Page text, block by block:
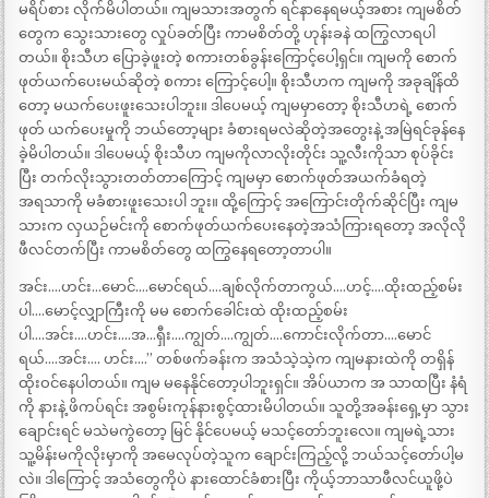
မရိပ်စား လိုက်မိပါတယ်။ ကျမသားအတွက် ရင်နာနေရမယ့်အစား ကျမစိတ်
တွေက သွေးသားတွေ လှုပ်ခတ်ပြီး ကာမစိတ်တို့ ဟုန်းခနဲ ထကြွလာရပါ
တယ်။ စိုးသီဟ ပြောခဲ့ဖူးတဲ့ စကားတစ်ခွန်းကြောင့်ပေါ့ရှင်။ ကျမကို စောက်
ဖုတ်ယက်ပေးမယ်ဆိုတဲ့ စကား ကြောင့်ပေါ့။ စိုးသီဟက ကျမကို အခုချိန်ထိ
တော့ မယက်ပေးဖူးသေးပါဘူး။ ဒါပေမယ့် ကျမမှာတော့ စိုးသီဟရဲ့ စောက်
ဖုတ် ယက်ပေးမှုကို ဘယ်တော့များ ခံစားရမလဲဆိုတဲ့အတွေးနဲ့ အမြဲရင်ခုန်နေ
ခဲ့မိပါတယ်။ ဒါပေမယ့် စိုးသီဟ ကျမကိုလာလိုးတိုင်း သူ့လီးကိုသာ စုပ်ခိုင်း
ပြီး တက်လိုးသွားတတ်တာကြောင့် ကျမမှာ စောက်ဖုတ်အယက်ခံရတဲ့
အရသာကို မခံစားဖူးသေးပါ ဘူး။ ထို့ကြောင့် အကြောင်းတိုက်ဆိုင်ပြီး ကျမ
သားက လှယဉ်မင်းကို စောက်ဖုတ်ယက်ပေးနေတဲ့အသံကြားရတော့ အလိုလို
ဖီလင်တက်ပြီး ကာမစိတ်တွေ ထကြွနေရတော့တာပါ။
အင်း….ဟင်း…မောင်….မောင်ရယ်….ချစ်လိုက်တာကွယ်….ဟင့်….ထိုးထည့်စမ်း
ပါ….မောင့်လျှာကြီးကို မမ စောက်ခေါင်းထဲ ထိုးထည့်စမ်း
ပါ….အင်း….ဟင်း….အ…ရှီး….ကျွတ်….ကျွတ်….ကောင်းလိုက်တာ….မောင်
ရယ်….အင်း…. ဟင်း….” တစ်ဖက်ခန်းက အသံသဲ့သဲ့က ကျမနားထဲကို တရှိန်
ထိုးဝင်နေပါတယ်။ ကျမ မနေနိုင်တော့ပါဘူးရှင်။ အိပ်ယာက အ သာထပြီး နံရံ
ကို နားနဲ့ ဖိကပ်ရင်း အစွမ်းကုန်နားစွင့်ထားမိပါတယ်။ သူတို့အခန်းရှေ့မှာ သွား
ချောင်းရင် မသဲမကွဲတော့ မြင် နိုင်ပေမယ့် မသင့်တော်ဘူးလေ။ ကျမရဲ့သား
သူ့မိန်းမကိုလိုးမှာကို အမေလုပ်တဲ့သူက ချောင်းကြည့်လို့ ဘယ်သင့်တော်ပါ့မ
လဲ။ ဒါကြောင့် အသံတွေကိုပဲ နားထောင်ခံစားပြီး ကိုယ့်ဘာသာဖီလင်ယူဖို့ပဲ